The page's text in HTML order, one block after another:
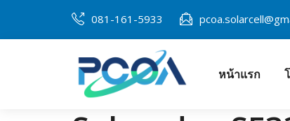
081-161-5933
หน้าแรก